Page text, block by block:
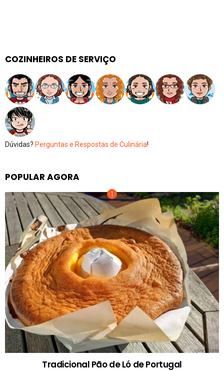
COZINHEIROS DE SERVIÇO
Dúvidas? Perguntas e Respostas de Culinária!
POPULAR AGORA
Tradicional Pão de Ló de Portugal